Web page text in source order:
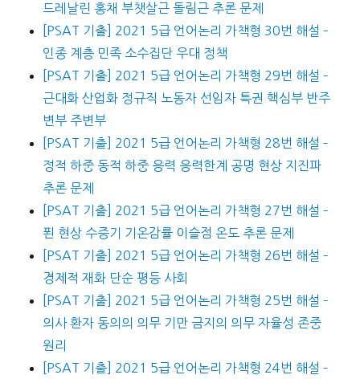
드레날린 홍채 부챗살근 돌림근 추론 문제
[PSAT 기출] 2021 5급 언어논리 가책형 30번 해설 –
인종 계층 민족 소수집단 우대 정책
[PSAT 기출] 2021 5급 언어논리 가책형 29번 해설 –
근대화 산업화 정규직 노동자 선임자 특권 핵심부 반주
변부 주변부
[PSAT 기출] 2021 5급 언어논리 가책형 28번 해설 –
정적 하중 동적 하중 응력 응력한계 공명 현상 지진파
추론 문제
[PSAT 기출] 2021 5급 언어논리 가책형 27번 해설 –
푄 현상 수증기 기온감률 이슬점 온도 추론 문제
[PSAT 기출] 2021 5급 언어논리 가책형 26번 해설 –
경제적 재화 단순 평등 사회
[PSAT 기출] 2021 5급 언어논리 가책형 25번 해설 –
의사 환자 동의의 의무 기만 금지의 의무 자율성 존중
원리
[PSAT 기출] 2021 5급 언어논리 가책형 24번 해설 –